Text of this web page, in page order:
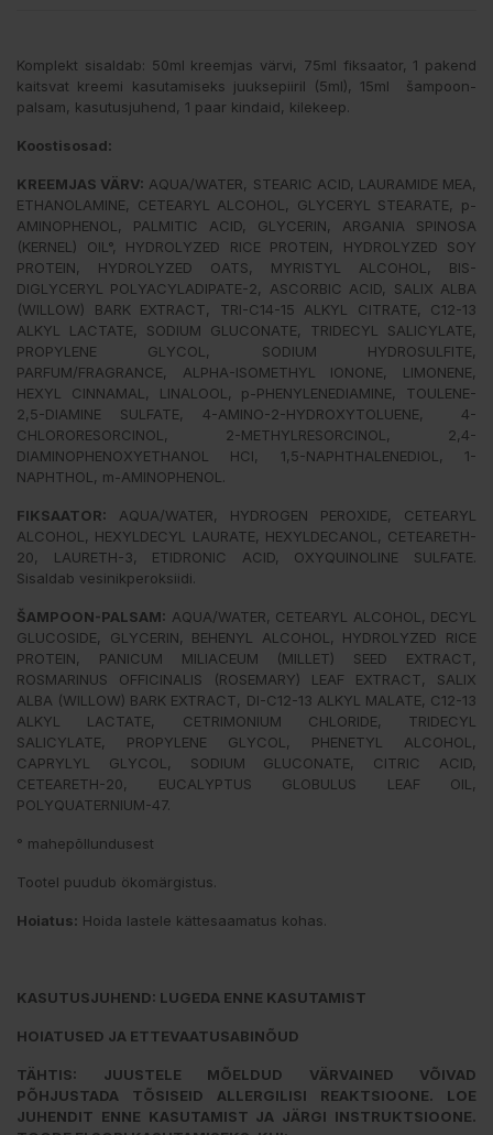
Komplekt sisaldab: 50ml kreemjas värvi, 75ml fiksaator, 1 pakend
kaitsvat kreemi kasutamiseks juuksepiiril (5ml), 15ml šampoon-
palsam, kasutusjuhend, 1 paar kindaid, kilekeep.
Koostisosad:
KREEMJAS VÄRV: AQUA/WATER, STEARIC ACID, LAURAMIDE MEA,
ETHANOLAMINE, CETEARYL ALCOHOL, GLYCERYL STEARATE, p-
AMINOPHENOL, PALMITIC ACID, GLYCERIN, ARGANIA SPINOSA
(KERNEL) OIL°, HYDROLYZED RICE PROTEIN, HYDROLYZED SOY
PROTEIN, HYDROLYZED OATS, MYRISTYL ALCOHOL, BIS-
DIGLYCERYL POLYACYLADIPATE-2, ASCORBIC ACID, SALIX ALBA
(WILLOW) BARK EXTRACT, TRI-C14-15 ALKYL CITRATE, C12-13
ALKYL LACTATE, SODIUM GLUCONATE, TRIDECYL SALICYLATE,
PROPYLENE GLYCOL, SODIUM HYDROSULFITE,
PARFUM/FRAGRANCE, ALPHA-ISOMETHYL IONONE, LIMONENE,
HEXYL CINNAMAL, LINALOOL, p-PHENYLENEDIAMINE, TOULENE-
2,5-DIAMINE SULFATE, 4-AMINO-2-HYDROXYTOLUENE, 4-
CHLORORESORCINOL, 2-METHYLRESORCINOL, 2,4-
DIAMINOPHENOXYETHANOL HCI, 1,5-NAPHTHALENEDIOL, 1-
NAPHTHOL, m-AMINOPHENOL.
FIKSAATOR: AQUA/WATER, HYDROGEN PEROXIDE, CETEARYL
ALCOHOL, HEXYLDECYL LAURATE, HEXYLDECANOL, CETEARETH-
20, LAURETH-3, ETIDRONIC ACID, OXYQUINOLINE SULFATE.
Sisaldab vesinikperoksiidi.
ŠAMPOON-PALSAM: AQUA/WATER, CETEARYL ALCOHOL, DECYL
GLUCOSIDE, GLYCERIN, BEHENYL ALCOHOL, HYDROLYZED RICE
PROTEIN, PANICUM MILIACEUM (MILLET) SEED EXTRACT,
ROSMARINUS OFFICINALIS (ROSEMARY) LEAF EXTRACT, SALIX
ALBA (WILLOW) BARK EXTRACT, DI-C12-13 ALKYL MALATE, C12-13
ALKYL LACTATE, CETRIMONIUM CHLORIDE, TRIDECYL
SALICYLATE, PROPYLENE GLYCOL, PHENETYL ALCOHOL,
CAPRYLYL GLYCOL, SODIUM GLUCONATE, CITRIC ACID,
CETEARETH-20, EUCALYPTUS GLOBULUS LEAF OIL,
POLYQUATERNIUM-47.
° mahepõllundusest
Tootel puudub ökomärgistus.
Hoiatus: Hoida lastele kättesaamatus kohas.
KASUTUSJUHEND: LUGEDA ENNE KASUTAMIST
HOIATUSED JA ETTEVAATUSABINÕUD
TÄHTIS: JUUSTELE MÕELDUD VÄRVAINED VÕIVAD
PÕHJUSTADA TÕSISEID ALLERGILISI REAKTSIOONE. LOE
JUHENDIT ENNE KASUTAMIST JA JÄRGI INSTRUKTSIOONE.